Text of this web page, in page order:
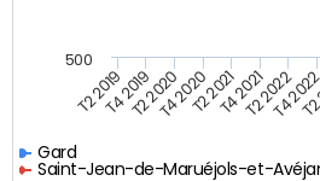
Gard
Saint-Jean-de-Maruéjols-et-
T2 2019T4 2019T2 2020T4 2020T2 2021T4 2021T2 2022
T4
500